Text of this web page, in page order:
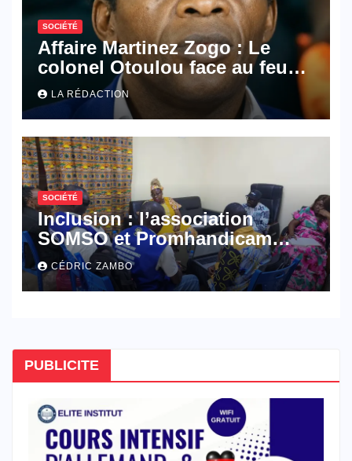
SOCIÉTÉ
Affaire Martinez Zogo : Le
colonel Otoulou face au feu
croisé des avocats de la
défense
LA RÉDACTION
SOCIÉTÉ
Inclusion : l’association
SOMSO et Promhandicam
militent en faveur d’une
réforme des formations en
hôtellerie-restauration
CÉDRIC ZAMBO
PUBLICITE